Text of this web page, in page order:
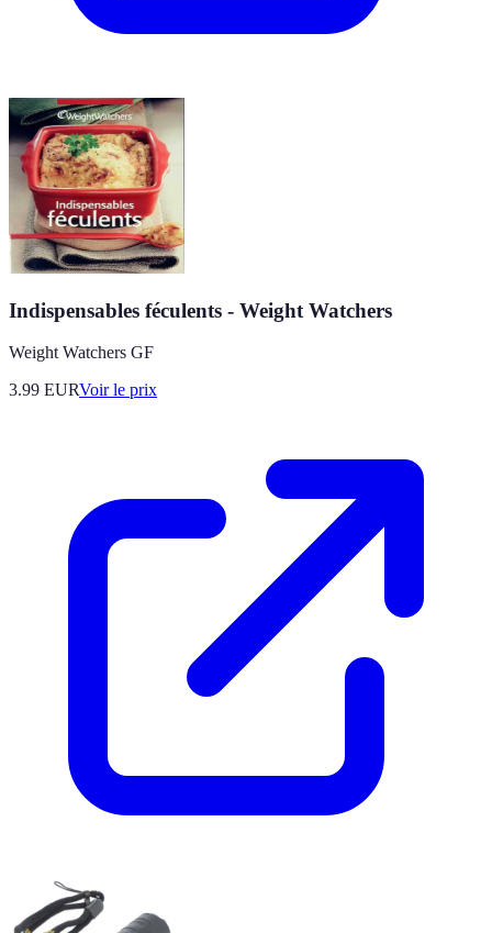
Indispensables féculents - Weight Watchers
Weight Watchers GF
3.99 EURVoir le prix